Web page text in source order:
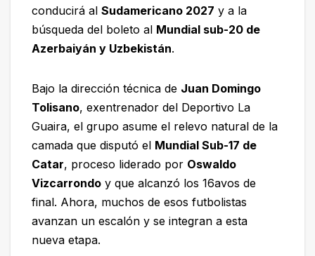
conducirá al Sudamericano 2027 y a la
búsqueda del boleto al Mundial sub-20 de
Azerbaiyán y Uzbekistán.
Bajo la dirección técnica de Juan Domingo
Tolisano, exentrenador del Deportivo La
Guaira, el grupo asume el relevo natural de la
camada que disputó el Mundial Sub-17 de
Catar, proceso liderado por Oswaldo
Vizcarrondo y que alcanzó los 16avos de
final. Ahora, muchos de esos futbolistas
avanzan un escalón y se integran a esta
nueva etapa.